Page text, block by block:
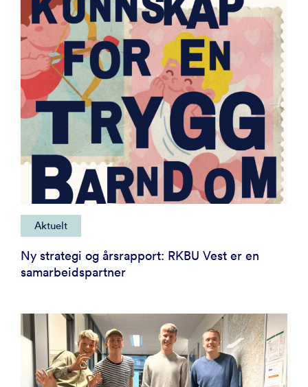
Aktuelt
Ny strategi og årsrapport: RKBU Vest er en
samarbeidspartner